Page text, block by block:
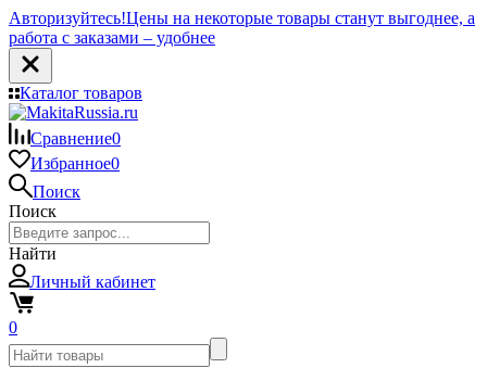
Авторизуйтесь!Цены на некоторые товары станут выгоднее, а
работа с заказами – удобнее
Каталог товаров
Сравнение0
Избранное0
Поиск
Поиск
Найти
Личный кабинет
0